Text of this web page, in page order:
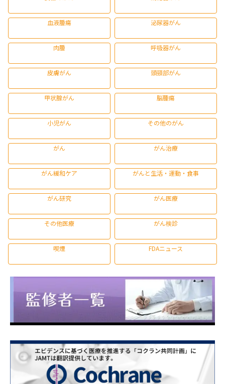
血液腫瘍 泌尿器がん
肉腫 呼吸器がん
皮膚がん 頭頸部がん
甲状腺がん 脳腫瘍
小児がん その他のがん
がん がん治療
がん緩和ケア がんと生活・運動・食事
がん研究 がん医療
その他医療 がん検診
喫煙 FDAニュース